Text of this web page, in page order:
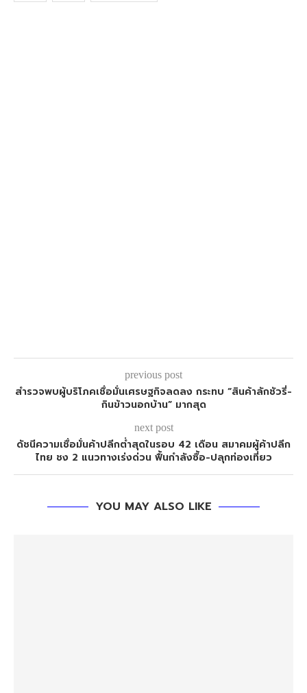
previous post
สำรวจพบผู้บริโภคเชื่อมั่นเศรษฐกิจลดลง กระทบ “สินค้าลักชัวรี่-
กินข้าวนอกบ้าน” มากสุด
next post
ดัชนีความเชื่อมั่นค้าปลีกต่ำสุดในรอบ 42 เดือน สมาคมผู้ค้าปลีก
ไทย ชง 2 แนวทางเร่งด่วน ฟื้นกำลังซื้อ-ปลุกท่องเที่ยว
YOU MAY ALSO LIKE